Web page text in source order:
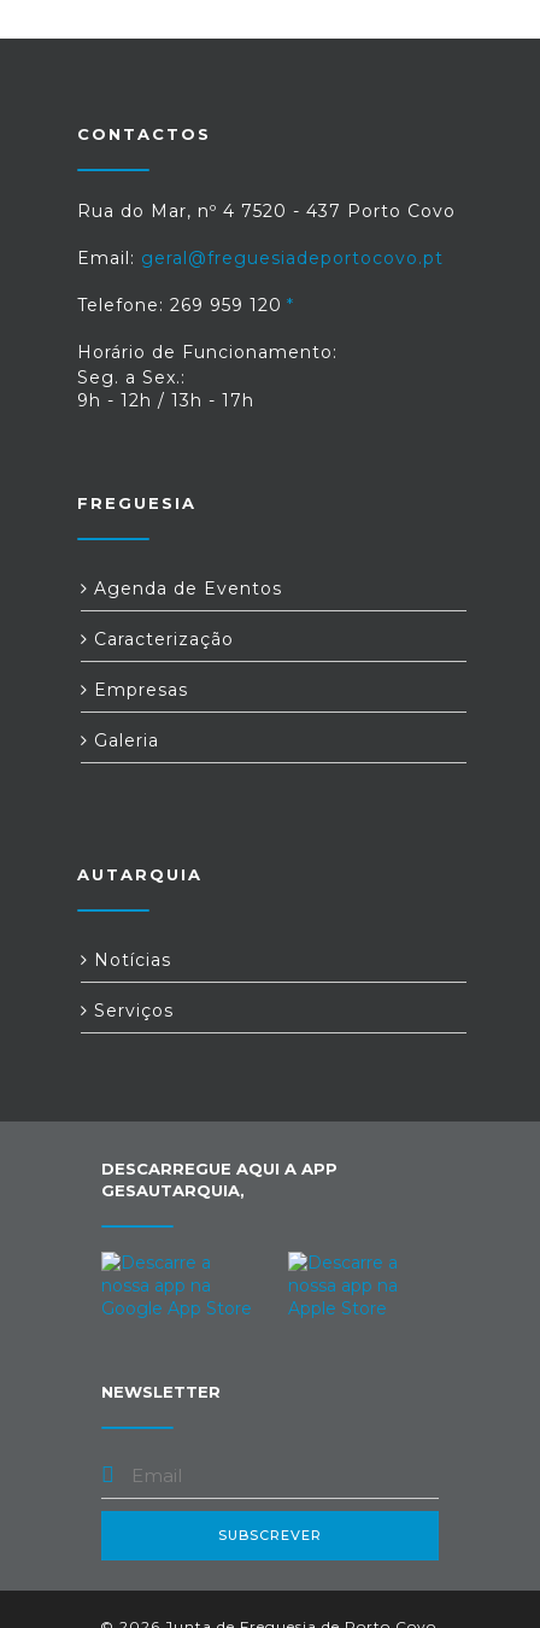
CONTACTOS
Rua do Mar, nº 4 7520 - 437 Porto Covo
Email: geral@freguesiadeportocovo.pt
Telefone: 269 959 120
Horário de Funcionamento:
Seg. a Sex.:
9h - 12h / 13h - 17h
FREGUESIA
Agenda de Eventos
Caracterização
Empresas
Galeria
AUTARQUIA
Notícias
Serviços
DESCARREGUE AQUI A APP
GESAUTARQUIA,
NEWSLETTER
SUBSCREVER